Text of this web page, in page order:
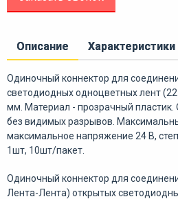
Описание Характеристики
Одиночный коннектор для
светодиодных одноцветных лент
мм. Материал - прозрачный пластик.
без видимых разрывов.
максимальное напряжение 24 В,
1шт, 10шт/пакет.
Одиночный коннектор для
Лента-Лента) открытых